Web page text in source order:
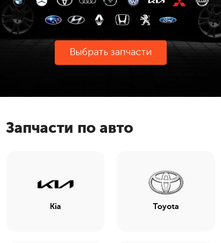
Выбрать запчасти
Запчасти по авто
Kia Toyota